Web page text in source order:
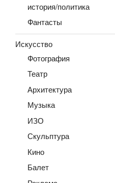
история/политика
Фантасты
Искусство
Фотография
Театр
Архитектура
Музыка
ИЗО
Скульптура
Кино
Балет